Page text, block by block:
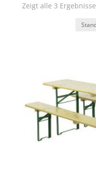
Zeigt alle 3 Ergebnisse